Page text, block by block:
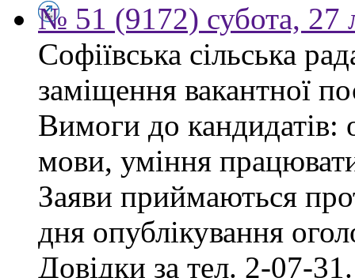
№ 51 (9172) субота, 27
Софіївська сільська
заміщення вакантної
Вимоги до кандидатів:
мови, уміння
Заяви приймаються
дня опублікування
Довідки за тел. 2-07-31.